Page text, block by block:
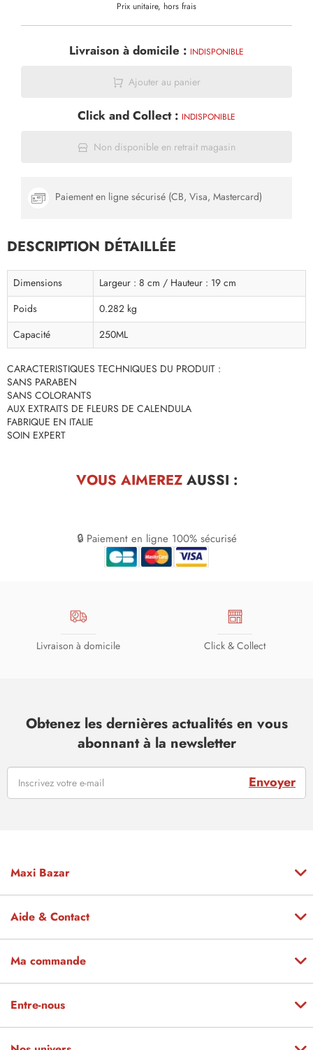
Prix unitaire, hors frais
Livraison à domicile : INDISPONIBLE
Ajouter au panier
Click and Collect : INDISPONIBLE
Non disponible en retrait magasin
Paiement en ligne sécurisé (CB, Visa, Mastercard)
DESCRIPTION DÉTAILLÉE
Dimensions
Largeur : 8 cm / Hauteur : 19 cm
Poids
0.282 kg
Capacité
250ML
CARACTERISTIQUES TECHNIQUES DU PRODUIT :
SANS PARABEN
SANS COLORANTS
AUX EXTRAITS DE FLEURS DE CALENDULA
FABRIQUE EN ITALIE
SOIN EXPERT
VOUS AIMEREZAUSSI :
🔒 Paiement en ligne 100% sécurisé
Livraison à domicile Click & Collect
Obtenez les dernières actualités en vous
abonnant à la newsletter
Envoyer
Maxi Bazar
Aide & Contact
Ma commande
Entre-nous